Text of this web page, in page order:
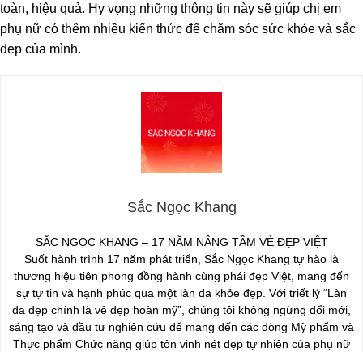
toàn, hiệu quả. Hy vọng những thông tin này sẽ giúp chị em
phụ nữ có thêm nhiều kiến thức để chăm sóc sức khỏe và sắc
đẹp của mình.
Sắc Ngọc Khang
SẮC NGỌC KHANG – 17 NĂM NÂNG TẦM VẺ ĐẸP VIỆT
Suốt hành trình 17 năm phát triển, Sắc Ngọc Khang tự hào là
thương hiệu tiên phong đồng hành cùng phái đẹp Việt, mang đến
sự tự tin và hạnh phúc qua một làn da khỏe đẹp. Với triết lý “Làn
da đẹp chính là vẻ đẹp hoàn mỹ”, chúng tôi không ngừng đổi mới,
sáng tạo và đầu tư nghiên cứu để mang đến các dòng Mỹ phẩm và
Thực phẩm Chức năng giúp tôn vinh nét đẹp tự nhiên của phụ nữ